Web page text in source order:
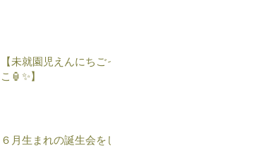
【未就園児えんにちごっ
こ🏮✨】
６月生まれの誕生会をし